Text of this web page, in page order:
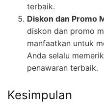
terbaik.
Diskon dan Promo
diskon dan promo
manfaatkan untuk
Anda selalu
penawaran terbaik.
Kesimpulan